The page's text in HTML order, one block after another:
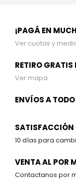
¡PAGÁ EN
Ver cuotas y
RETIRO GRATIS
Ver mapa
ENVÍOS A
10 días para
VENTA AL POR
Contactanos por